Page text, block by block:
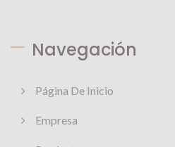
Navegación
Página De Inicio
Empresa